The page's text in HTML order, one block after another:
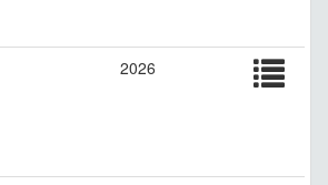
2026